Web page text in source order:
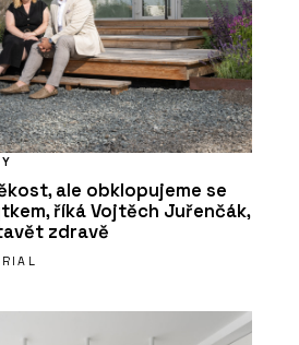
ale obklopujeme se
říká Vojtěch Juřenčák,
zdravě